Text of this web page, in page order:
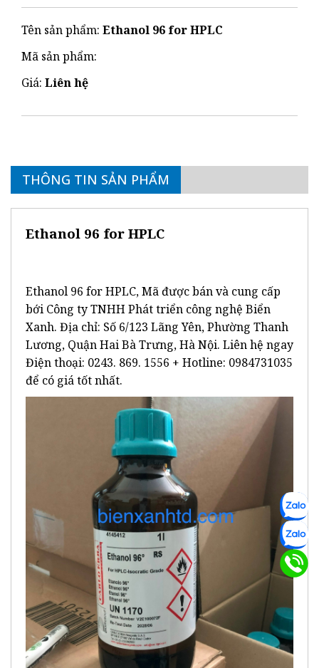
Tên sản phẩm: Ethanol 96 for HPLC
Mã sản phẩm:
Giá: Liên hệ
THÔNG TIN SẢN PHẨM
Ethanol 96 for HPLC
Ethanol 96 for HPLC, Mã được bán và cung cấp
bới Công ty TNHH Phát triển công nghệ Biển
Xanh. Địa chỉ: Số 6/123 Lãng Yên, Phường Thanh
Lương, Quận Hai Bà Trưng, Hà Nội. Liên hệ ngay
Điện thoại: 0243. 869. 1556 + Hotline: 0984731035
để có giá tốt nhất.